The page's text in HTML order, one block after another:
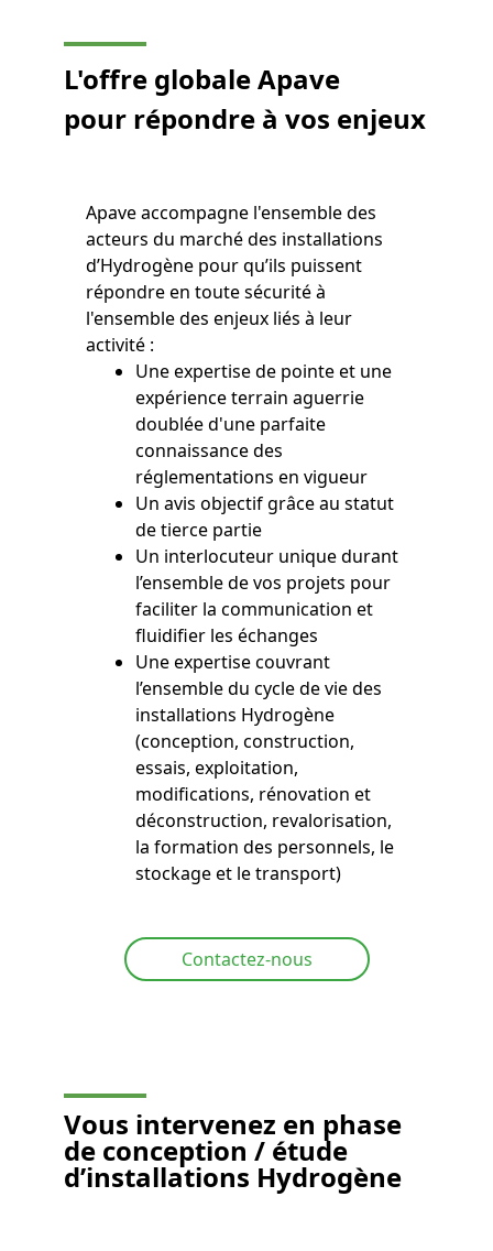
L'offre globale Apave
pour répondre à vos enjeux
Apave accompagne l'ensemble des
acteurs du marché des installations
d’Hydrogène pour qu’ils puissent
répondre en toute sécurité à
l'ensemble des enjeux liés à leur
activité :
Une expertise de pointe et une
expérience terrain aguerrie
doublée d'une parfaite
connaissance des
réglementations en vigueur
Un avis objectif grâce au statut
de tierce partie
Un interlocuteur unique durant
l’ensemble de vos projets pour
faciliter la communication et
fluidifier les échanges
Une expertise couvrant
l’ensemble du cycle de vie des
installations Hydrogène
(conception, construction,
essais, exploitation,
modifications, rénovation et
déconstruction, revalorisation,
la formation des personnels, le
stockage et le transport)
Contactez-nous
Vous intervenez en phase
de conception / étude
d’installations Hydrogène